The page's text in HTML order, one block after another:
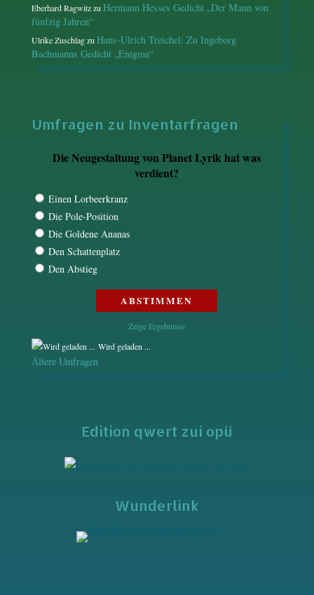
Eberhard RagwitzzuHermann Hesses Gedicht „Der Mann von
fünfzig Jahren“
Ulrike ZuschlagzuHans-Ulrich Treichel: Zu Ingeborg
Bachmanns Gedicht „Enigma“
Umfragen zu Inventarfragen
Die Neugestaltung von Planet Lyrik hat was
verdient?
Einen Lorbeerkranz
Die Pole-Position
Die Goldene Ananas
Den Schattenplatz
Den Abstieg
Zeige Ergebnisse
Wird geladen ...
Ältere Umfragen
Edition qwert zui opü
Wunderlink